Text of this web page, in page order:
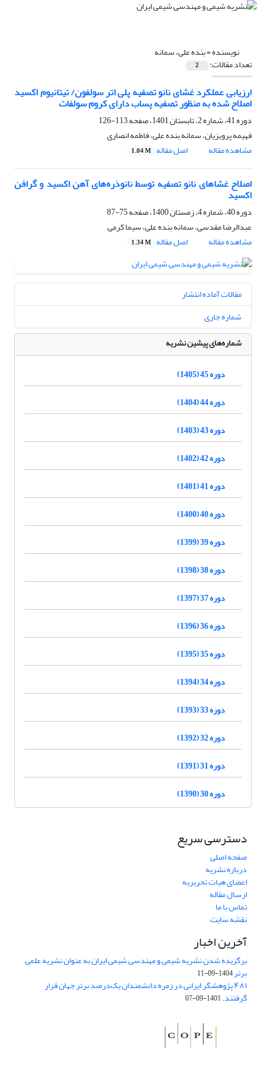
نویسنده =بنده علی، سمانه
تعداد مقالات: 2
ارزیابی عملکرد غشای نانو تصفیه پلی اتر سولفون/ تیتانیوم اکسید
اصلاح شده به منظور تصفیه پساب دارای کروم سولفات
دوره 41، شماره 2، تابستان 1401، صفحه
113-126
فهیمه پرویزیان، سمانه بنده علی، فاطمه انصاری
مشاهده مقاله
اصل مقاله 1.04 M
اصلاح غشاهای نانو تصفیه توسط نانوذره‌های آهن اکسید و گرافن
اکسید
دوره 40، شماره 4، زمستان 1400، صفحه
75-87
عبدالرضا مقدسی، سمانه بنده علی، سیما کرمی
مشاهده مقاله
اصل مقاله 1.34 M
مقالات آماده انتشار
شماره جاری
شماره‌های پیشین نشریه
دوره 45 (1405)
دوره 44 (1404)
دوره 43 (1403)
دوره 42 (1402)
دوره 41 (1401)
دوره 40 (1400)
دوره 39 (1399)
دوره 38 (1398)
دوره 37 (1397)
دوره 36 (1396)
دوره 35 (1395)
دوره 34 (1394)
دوره 33 (1393)
دوره 32 (1392)
دوره 31 (1391)
دوره 30 (1390)
دسترسی سریع
صفحه اصلی
درباره نشریه
اعضای هیات تحریریه
ارسال مقاله
تماس با ما
نقشه سایت
آخرین اخبار
برگزیده شدن نشریه شیمی و مهندسی شیمی ایران به عنوان نشریه علمی
برتر1404-09-11
۴۸۱ پژوهشگر ایرانی در زمره دانشمندان یک‌درصد برتر جهان قرار
گرفتند.1401-09-07